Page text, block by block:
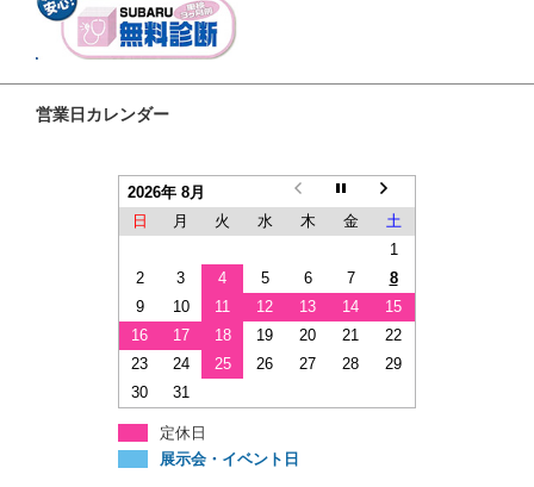
営業日カレンダー
2026年 8月
日
月 火 水 木 金
土
1
2
3 4 5 6 7
8
9
10 11 12 13 14
15
16
17 18 19 20 21
22
23
24 25 26 27 28
29
30
31
定休日
展示会・イベント日